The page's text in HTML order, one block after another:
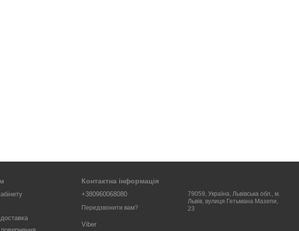
Контактна інформація
+380960068080
Передзвонити вам?
Viber
79059, Україна, Львівська обл., м.
Львів, вулиця Гетьмана Мазепи,
23